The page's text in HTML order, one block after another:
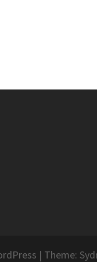
| Theme: